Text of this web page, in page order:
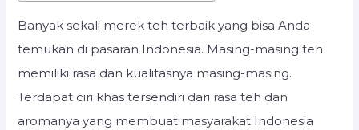
Banyak sekali merek teh terbaik yang bisa Anda
temukan di pasaran Indonesia. Masing-masing teh
memiliki rasa dan kualitasnya masing-masing.
Terdapat ciri khas tersendiri dari rasa teh dan
aromanya yang membuat masyarakat Indonesia